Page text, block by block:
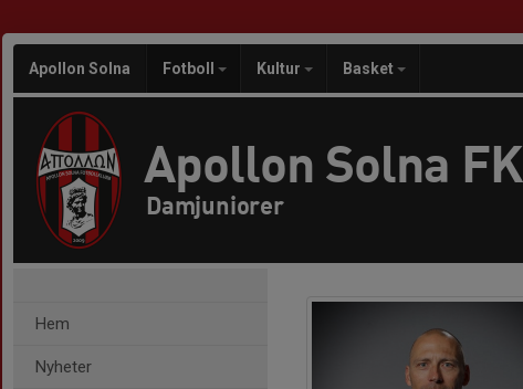
Apollon Solna Fotboll Kultur Basket
Apollon Solna FK
Damjuniorer
Hem
Nyheter